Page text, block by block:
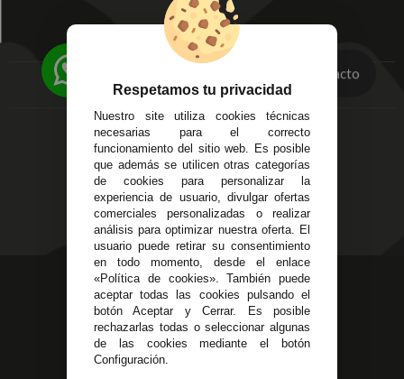
Mis Pedidos
Mis favoritos
FAQ's
Écija - Sevilla
Av. Plaza de Toros.
Local 3
C/ Ingeniero Iribarren,
14
Alzira - Valencia
C/ Esplugues, 135
EMPRESA
Entregas y
Devoluciones
Política de Privacidad
Pago Seguro
Terminos y
Condiciones Generales
Políticas de Cookies
623 23 31 98
Atendemos Whatsapp
955 44 45 43/955 44 45 44
Contacto
Respetamos tu privacidad
Nuestro site utiliza cookies técnicas
necesarias para el correcto
funcionamiento del sitio web. Es posible
que además se utilicen otras categorías
de cookies para personalizar la
experiencia de usuario, divulgar ofertas
comerciales personalizadas o realizar
análisis para optimizar nuestra oferta. El
usuario puede retirar su consentimiento
en todo momento, desde el enlace
«Política de cookies». También puede
aceptar todas las cookies pulsando el
botón Aceptar y Cerrar. Es posible
rechazarlas todas o seleccionar algunas
de las cookies mediante el botón
Configuración.